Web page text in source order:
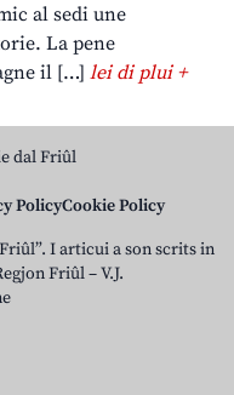
al sedi une
La pene
il […] lei di plui +
dal Friûl
PolicyCookie Policy
I articui a son scrits in
Friûl – V.J.